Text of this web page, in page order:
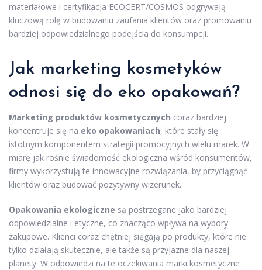
materiałowe i certyfikacja ECOCERT/COSMOS odgrywają
kluczową rolę w budowaniu zaufania klientów oraz promowaniu
bardziej odpowiedzialnego podejścia do konsumpcji.
Jak marketing kosmetyków
odnosi się do eko opakowań?
Marketing produktów kosmetycznych coraz bardziej
koncentruje się na eko opakowaniach, które stały się
istotnym komponentem strategii promocyjnych wielu marek. W
miarę jak rośnie świadomość ekologiczna wśród konsumentów,
firmy wykorzystują te innowacyjne rozwiązania, by przyciągnąć
klientów oraz budować pozytywny wizerunek.
Opakowania ekologiczne są postrzegane jako bardziej
odpowiedzialne i etyczne, co znacząco wpływa na wybory
zakupowe. Klienci coraz chętniej sięgają po produkty, które nie
tylko działają skutecznie, ale także są przyjazne dla naszej
planety. W odpowiedzi na te oczekiwania marki kosmetyczne